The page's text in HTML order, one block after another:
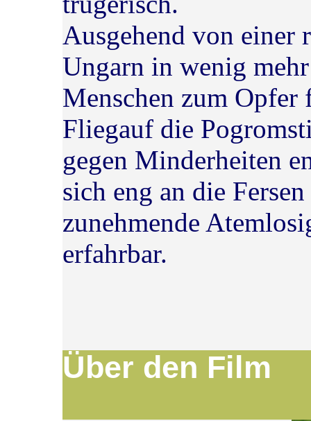
Ausgehend von einer
Ungarn in wenig
Menschen zum Opfer
Fliegauf die
gegen Minderheiten
sich eng an die
zunehmende
erfahrbar.
Über